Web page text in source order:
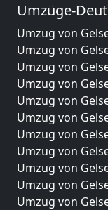
Umzüge-
Umzug von
Umzug von
Umzug von
Umzug von
Umzug von
Umzug von
Umzug von
Umzug von
Umzug von
Umzug von
Umzug von